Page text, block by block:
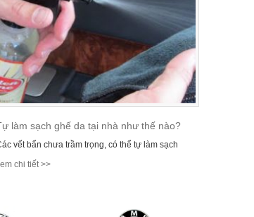
làm sạch ghế da tại nhà như thế nào?
vết bẩn chưa trầm trọng, có thể tự làm sạch
chi tiết >>